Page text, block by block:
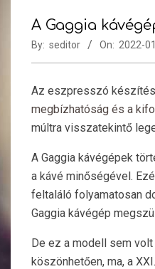
A Gaggia
By: seditor On: 2022-
Az eszpresszó
megbízhatóság és a
múltra visszatekintő
A Gaggia kávégépek
a kávé minőségével.
feltaláló folyamatosan
Gaggia kávégép
De ez a modell sem
köszönhetően, ma, a